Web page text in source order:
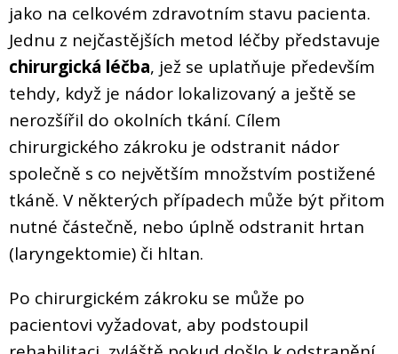
jako na celkovém zdravotním stavu pacienta.
Jednu z nejčastějších metod léčby představuje
chirurgická léčba, jež se uplatňuje především
tehdy, když je nádor lokalizovaný a ještě se
nerozšířil do okolních tkání. Cílem
chirurgického zákroku je odstranit nádor
společně s co největším množstvím postižené
tkáně. V některých případech může být přitom
nutné částečně, nebo úplně odstranit hrtan
(laryngektomie) či hltan.
Po chirurgickém zákroku se může po
pacientovi vyžadovat, aby podstoupil